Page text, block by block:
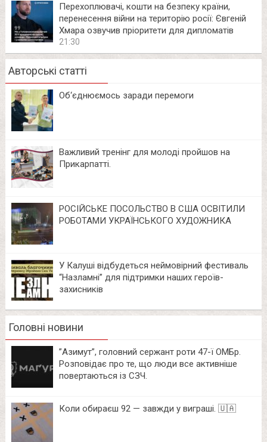
Перехоплювачі, кошти на безпеку країни,
перенесення війни на територію росії: Євгеній
Хмара озвучив пріоритети для дипломатів
21:30
Авторські статті
Об‘єднюємось заради перемоги
Важливий тренінг для молоді пройшов на
Прикарпатті.
РОСІЙСЬКЕ ПОСОЛЬСТВО В США ОСВІТИЛИ
РОБОТАМИ УКРАЇНСЬКОГО ХУДОЖНИКА
У Калуші відбудеться неймовірний фестиваль
“Назламні” для підтримки наших героїв-
захисників
Головні новини
⁨”Азимут”, головний сержант роти 47-ї ОМБр.
Розповідає про те, що люди все активніше
повертаються із СЗЧ.
Коли обираєш 92 — завжди у виграші. 🇺🇦